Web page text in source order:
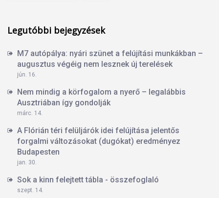
Legutóbbi bejegyzések
M7 autópálya: nyári szünet a felújítási munkákban –
augusztus végéig nem lesznek új terelések
jún. 16.
Nem mindig a körfogalom a nyerő – legalábbis
Ausztriában így gondolják
márc. 14.
A Flórián téri felüljárók idei felújítása jelentős
forgalmi változásokat (dugókat) eredményez
Budapesten
jan. 30.
Sok a kinn felejtett tábla - összefoglaló
szept. 14.